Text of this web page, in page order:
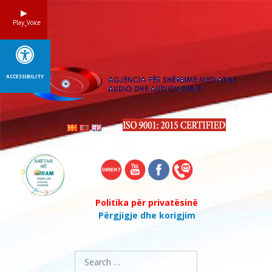
Politika për privatësinë
Përgjigje dhe korigjim
Search
for:
Play_Voice
ACCESSIBILITY